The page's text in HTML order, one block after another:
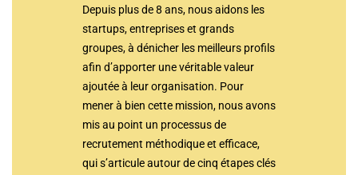
Depuis plus de 8 ans, nous aidons les
startups, entreprises et grands
groupes, à dénicher les meilleurs profils
afin d’apporter une véritable valeur
ajoutée à leur organisation. Pour
mener à bien cette mission, nous avons
mis au point un processus de
recrutement méthodique et efficace,
qui s’articule autour de cinq étapes clés